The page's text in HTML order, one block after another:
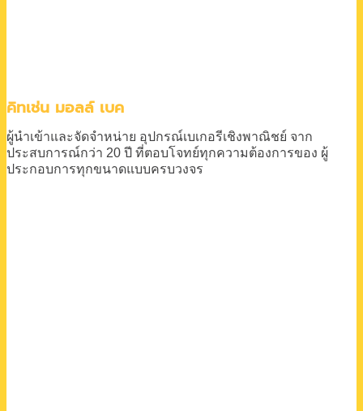
คิทเช่น มอลล์ เบค
ผู้นำเข้าและจัดจำหน่าย อุปกรณ์เบเกอรีเชิงพาณิชย์ จาก
ประสบการณ์กว่า 20 ปี ที่ตอบโจทย์ทุกความต้องการของ ผู้
ประกอบการทุกขนาดแบบครบวงจร